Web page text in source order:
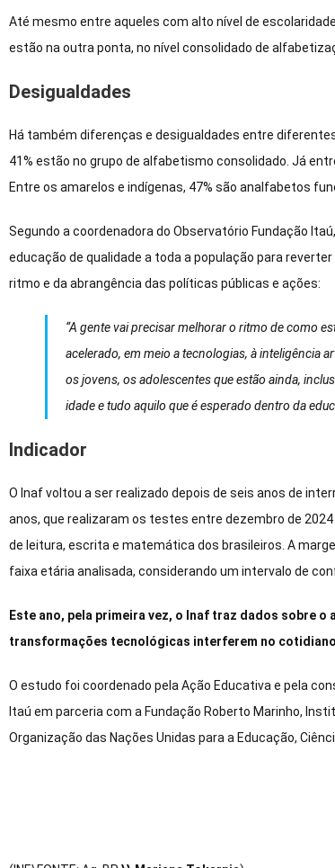
Até mesmo entre aqueles com alto nível de
estão na outra ponta, no nível consolidado de
Desigualdades
Há também diferenças e desigualdades entre
41% estão no grupo de alfabetismo consolidado. Já
Entre os amarelos e indígenas, 47% são analfabetos
Segundo a coordenadora do Observatório Fundação
educação de qualidade a toda a população para
ritmo e da abrangência das políticas públicas e ações:
“A gente vai precisar melhorar o ritmo de como
acelerado, em meio a tecnologias, à inteligência
os jovens, os adolescentes que estão ainda,
idade e tudo aquilo que é esperado dentro da
Indicador
O Inaf voltou a ser realizado depois de seis anos de
anos, que realizaram os testes entre dezembro de
de leitura, escrita e matemática dos brasileiros. A
faixa etária analisada, considerando um intervalo de
Este ano, pela primeira vez, o Inaf traz dados sobre
transformações tecnológicas interferem no
O estudo foi coordenado pela Ação Educativa e pela
Itaú em parceria com a ⁠Fundação Roberto Marinho,
Organização das Nações Unidas para a Educação,